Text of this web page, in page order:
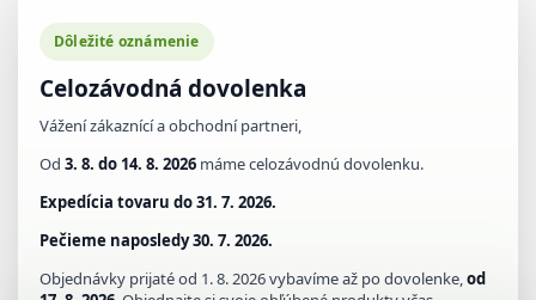
Dôležité oznámenie
Celozávodná dovolenka
Vážení zákaznící a obchodní partneri,
Od 3. 8. do 14. 8. 2026 máme celozávodnú dovolenku.
Expedícia tovaru do31. 7. 2026.
Pečieme naposledy30. 7. 2026.
Objednávky prijaté od 1. 8. 2026 vybavíme až po dovolenke,od